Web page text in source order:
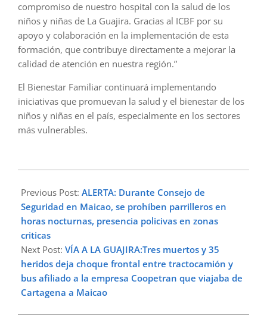
compromiso de nuestro hospital con la salud de los
niños y niñas de La Guajira. Gracias al ICBF por su
apoyo y colaboración en la implementación de esta
formación, que contribuye directamente a mejorar la
calidad de atención en nuestra región.”
El Bienestar Familiar continuará implementando
iniciativas que promuevan la salud y el bienestar de los
niños y niñas en el país, especialmente en los sectores
más vulnerables.
02-
01
Previous Post: ALERTA: Durante Consejo de
Seguridad en Maicao, se prohíben parrilleros en
horas nocturnas, presencia policivas en zonas
criticas
Next Post: VÍA A LA GUAJIRA:Tres muertos y 35
heridos deja choque frontal entre tractocamión y
bus afiliado a la empresa Coopetran que viajaba de
Cartagena a Maicao